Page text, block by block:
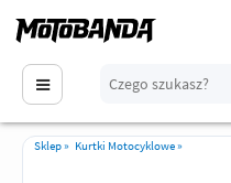
Sklep» Kurtki Motocyklowe»